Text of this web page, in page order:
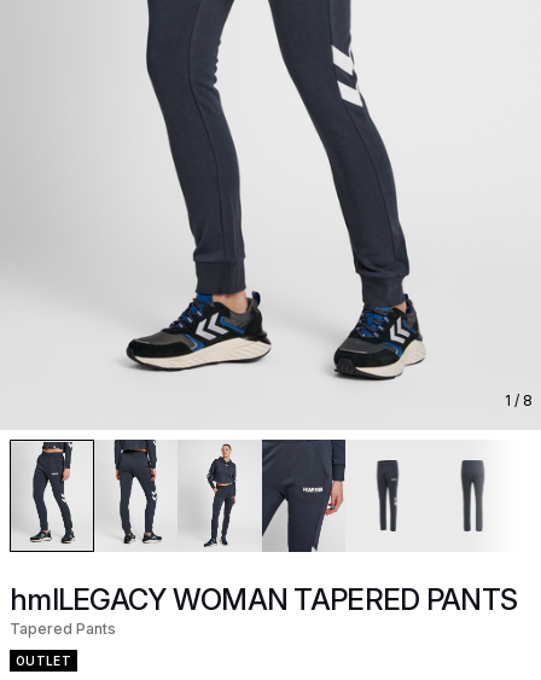
1 / 8
hmlLEGACY WOMAN TAPERED PANTS
Tapered Pants
OUTLET